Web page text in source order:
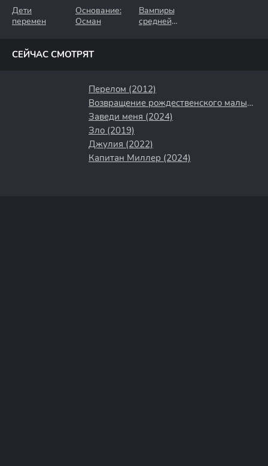
Дети
перемен
Основание:
Осман
Вампиры
средней
СЕЙЧАС СМОТРЯТ
Перелом (2012)
Возвращение рождественского малыша (2019)
Заведи меня (2024)
Зло (2019)
Джулия (2022)
Капитан Миллер (2024)